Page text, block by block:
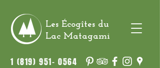
Les Écogîtes du
Lac Matagami
1 (819) 951- 0564